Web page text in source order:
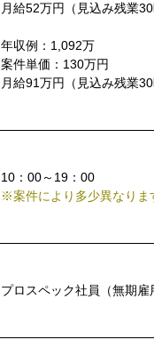
月給52万円（見込み残業
年収例：1,092万
案件単価：130万円
月給91万円（見込み残業
10：00～19：00
※案件により多少異なりま
プロスペック社員（無期雇